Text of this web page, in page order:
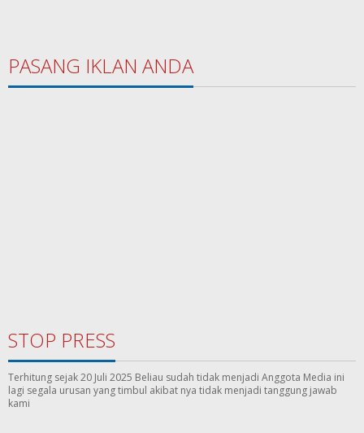
PASANG IKLAN ANDA
STOP PRESS
Terhitung sejak 20 Juli 2025 Beliau sudah tidak menjadi Anggota Media ini
lagi segala urusan yang timbul akibat nya tidak menjadi tanggung jawab
kami